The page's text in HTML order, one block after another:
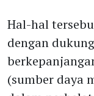
Hal-hal
dengan
(sumber daya